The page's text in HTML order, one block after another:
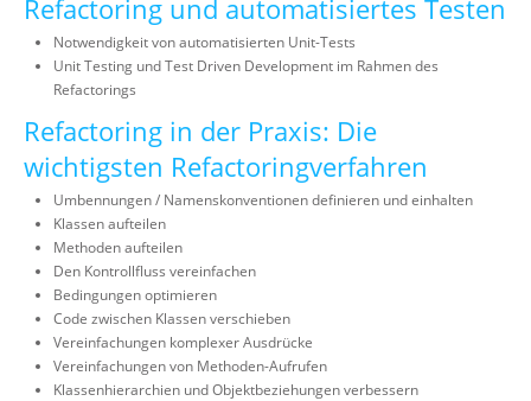
Refactoring und automatisiertes Testen
Notwendigkeit von automatisierten Unit-Tests
Unit Testing und Test Driven Development im Rahmen des
Refactorings
Refactoring in der Praxis: Die
wichtigsten Refactoringverfahren
Umbennungen / Namenskonventionen definieren und einhalten
Klassen aufteilen
Methoden aufteilen
Den Kontrollfluss vereinfachen
Bedingungen optimieren
Code zwischen Klassen verschieben
Vereinfachungen komplexer Ausdrücke
Vereinfachungen von Methoden-Aufrufen
Klassenhierarchien und Objektbeziehungen verbessern